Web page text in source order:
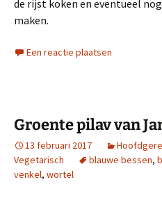
de rijst koken en eventueel
maken.
Een reactie plaatsen
Groente pilav van
13 februari 2017
Vegetarisch
blauwe bessen,
venkel, wortel